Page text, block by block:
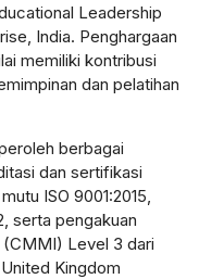
Leadership
India. Penghargaan
memiliki kontribusi
dan pelatihan
berbagai
dan sertifikasi
ISO 9001:2015,
serta pengakuan
(CMMI) Level 3 dari
Kingdom